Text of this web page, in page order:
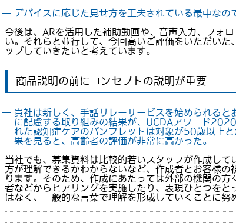
― デバイスに応じた見せ方を工夫されている最中なの
今後は、ARを活用した補助動画や、音声入力、フォ
い。それらと並行して、今回高いご評価をいただい
ップしていきたいと考えています。
商品説明の前にコンセプトの説明が重要
― 貴社は新しく、手話リレーサービスを始められると
に配慮する取り組みの結果が、UCDAアワード
れた認知症ケアのパンフレットは対象が50歳以上
果を見ると、高齢者の評価が非常に高かった。
当社でも、募集資料は比較的若いスタッフが作成し
方が理解できるかわからないなど、作成者とお客様
ります。そのため、作成にあたっては外部の機関の
者などからヒアリングを実施したり、表現ひとつを
はなく、一般的な言葉で理解を形成していくことに努